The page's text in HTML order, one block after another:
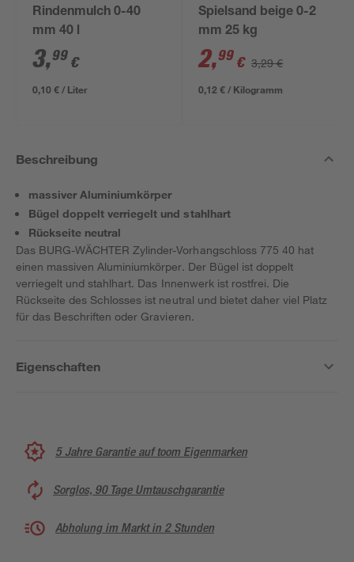
Rindenmulch 0-40
mm 40 l
3,99 €
0,10 € / Liter
Spielsand beige 0-2
mm 25 kg
2,99 € 3,29 €
0,12 € / Kilogramm
Beschreibung
massiver Aluminiumkörper
Bügel doppelt verriegelt und stahlhart
Rückseite neutral
Das BURG-WÄCHTER Zylinder-Vorhangschloss 775 40 hat
einen massiven Aluminiumkörper. Der Bügel ist doppelt
verriegelt und stahlhart. Das Innenwerk ist rostfrei. Die
Rückseite des Schlosses ist neutral und bietet daher viel Platz
für das Beschriften oder Gravieren.
Eigenschaften
5 Jahre Garantie auf toom Eigenmarken
Sorglos, 90 Tage Umtauschgarantie
Abholung im Markt in 2 Stunden